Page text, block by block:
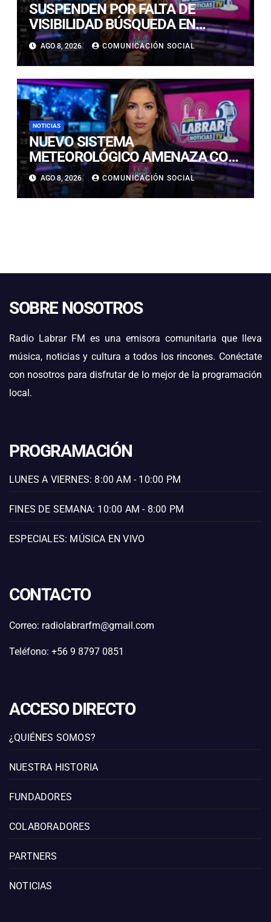
SUSPENDEN POR FALTA DE
VISIBILIDAD BÚSQUEDA EN
CALDERILLA: OPERATIVO SE
RETOMARÁ ESTE DOMINGO
AGO 8, 2026 COMUNICACIÓN SOCIAL
NOTICIAS
NUEVO SISTEMA
METEOROLÓGICO AMENAZA CON
LLUVIAS, NIEVE Y TORMENTAS
ELÉCTRICAS EN ATACAMA
AGO 8, 2026 COMUNICACIÓN SOCIAL
SOBRE NOSOTROS
Radio Labrar FM es una emisora comunitaria que lleva
música, noticias y cultura a todos los rincones. Conéctate
con nosotros para disfrutar de lo mejor de la programación
local.
PROGRAMACIÓN
LUNES A VIERNES: 8:00 AM - 10:00 PM
FINES DE SEMANA: 10:00 AM - 8:00 PM
ESPECIALES: MÚSICA EN VIVO
CONTACTO
Correo: radiolabrarfm@gmail.com
Teléfono: +56 9 8797 0851
ACCESO DIRECTO
¿QUIÉNES SOMOS?
NUESTRA HISTORIA
FUNDADORES
COLABORADORES
PARTNERS
NOTICIAS